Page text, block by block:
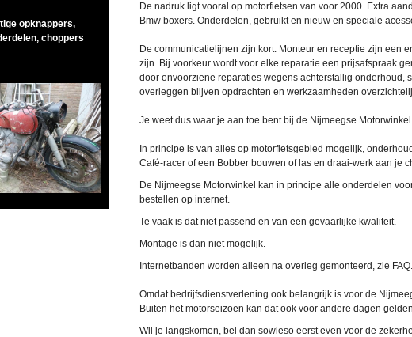
opknappers,
choppers
De nadruk ligt vooral op motorfietsen van voor 2000. Extra
Bmw boxers. Onderdelen, gebruikt en nieuw en speciale
De communicatielijnen zijn kort. Monteur en receptie zijn een
zijn. Bij voorkeur wordt voor elke reparatie een prijsafspraak
door onvoorziene reparaties wegens achterstallig onderhoud,
overleggen blijven opdrachten en werkzaamheden
Je weet dus waar je aan toe bent bij de Nijmeegse
In principe is van alles op motorfietsgebied mogelijk,
Café-racer of een Bobber bouwen of las en draai-werk aan je
De Nijmeegse Motorwinkel kan in principe alle onderdelen
bestellen op internet.
Te vaak is dat niet passend en van een gevaarlijke kwaliteit.
Montage is dan niet mogelijk.
Internetbanden worden alleen na overleg gemonteerd, zie FAQ.
Omdat bedrijfsdienstverlening ook belangrijk is voor de
Buiten het motorseizoen kan dat ook voor andere dagen
Wil je langskomen, bel dan sowieso eerst even voor de